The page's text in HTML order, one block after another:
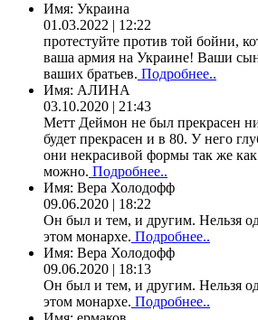
Имя: Украина
01.03.2022 | 12:22
протестуйте против той бойни,
ваша армия на Украине! Ваши
ваших братьев. Подробнее..
Имя: АЛИНА
03.10.2020 | 21:43
Метт Деймон не был прекрасен
будет прекрасен и в 80. У него
они некрасивой формы так же
можно. Подробнее..
Имя: Вера Холодофф
09.06.2020 | 18:22
Он был и тем, и другим. Нельзя
этом монархе. Подробнее..
Имя: Вера Холодофф
09.06.2020 | 18:13
Он был и тем, и другим. Нельзя
этом монархе. Подробнее..